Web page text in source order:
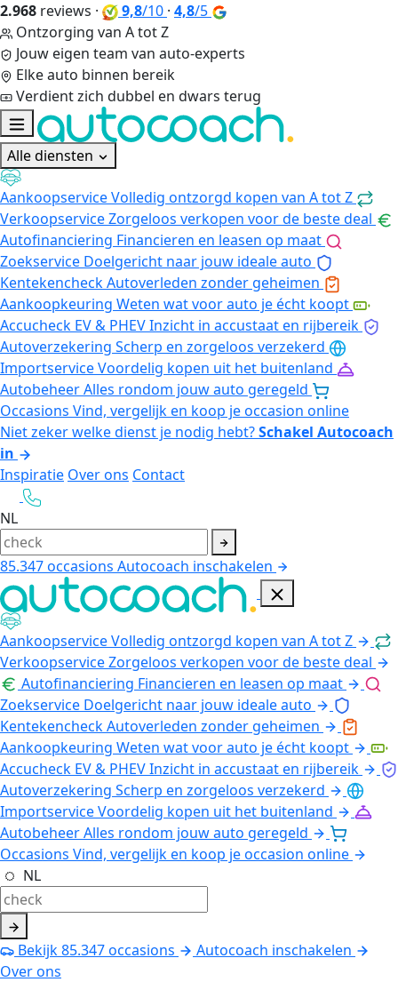
2.968 reviews · 9,8/10 · 4,8/5
Ontzorging van A tot Z
Jouw eigen team van auto-experts
Elke auto binnen bereik
Verdient zich dubbel en dwars terug
Alle diensten
AankoopserviceVolledig ontzorgd kopen van A tot Z
VerkoopserviceZorgeloos verkopen voor de beste deal
Autofinanciering Financieren en leasen op maat
Zoekservice Doelgericht naar jouw ideale auto
KentekencheckAutoverleden zonder geheimen
Aankoopkeuring Weten wat voor auto je écht koopt
Accucheck EV & PHEVInzicht in accustaat en rijbereik
Autoverzekering Scherp en zorgeloos verzekerd
ImportserviceVoordelig kopen uit het buitenland
AutobeheerAlles rondom jouw auto geregeld
Occasions Vind, vergelijk en koop je occasion online
Niet zeker welke dienst je nodig hebt?Schakel Autocoach
in
Inspiratie Over ons Contact
NL
85.347occasions Autocoach inschakelen
AankoopserviceVolledig ontzorgd kopen van A tot Z
VerkoopserviceZorgeloos verkopen voor de beste deal
Autofinanciering Financieren en leasen op maat
Zoekservice Doelgericht naar jouw ideale auto
KentekencheckAutoverleden zonder geheimen
Aankoopkeuring Weten wat voor auto je écht koopt
Accucheck EV & PHEVInzicht in accustaat en rijbereik
Autoverzekering Scherp en zorgeloos verzekerd
ImportserviceVoordelig kopen uit het buitenland
AutobeheerAlles rondom jouw auto geregeld
Occasions Vind, vergelijk en koop je occasion online
NL
Bekijk85.347occasions
Autocoach inschakelen
Over ons